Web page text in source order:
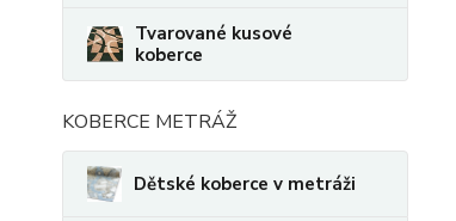
Tvarované kusové
koberce
KOBERCE METRÁŽ
Dětské koberce v metráži